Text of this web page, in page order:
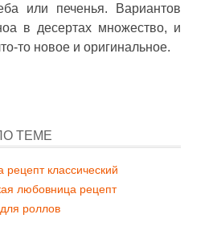
или печенья. Вариантов
в десертах множество, и
то новое и оригинальное.
ТЕМЕ
классический
любовница рецепт
роллов